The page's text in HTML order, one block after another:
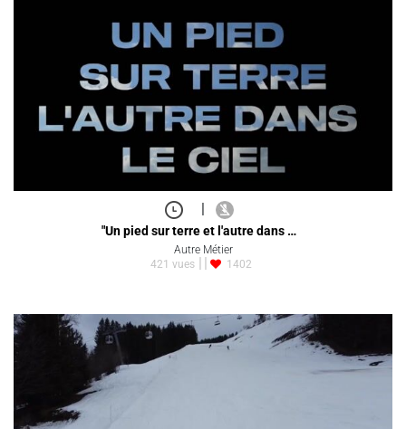
|
"Un pied sur terre et l'autre dans …
Autre Métier
421 vues
1402